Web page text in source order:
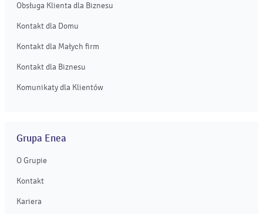
Obsługa Klienta dla Biznesu
Kontakt dla Domu
Kontakt dla Małych firm
Kontakt dla Biznesu
Komunikaty dla Klientów
Grupa Enea
O Grupie
Kontakt
Kariera